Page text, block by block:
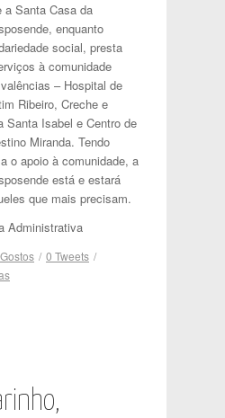
a Santa Casa da
enquanto
social, presta
à comunidade
– Hospital de
Ribeiro, Creche e
Santa Isabel e Centro de
Miranda. Tendo
o apoio à comunidade, a
está e estará
que mais precisam.
Administrativa
Gostos / 0 Tweets /